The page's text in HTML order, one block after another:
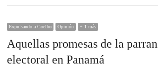
Expulsando a Coelho Opinión + 1 más
Aquellas promesas de la
electoral en Panamá